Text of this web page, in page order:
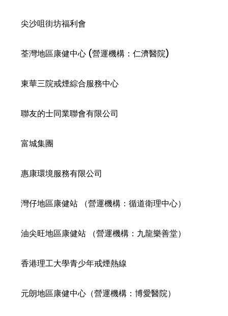
尖沙咀街坊福利會
荃灣地區康健中心 (營運機構：仁濟醫院)
東華三院戒煙綜合服務中心
聯友的士同業聯會有限公司
富城集團
惠康環境服務有限公司
灣仔地區康健站 （營運機構：循道衛理中心）
油尖旺地區康健站 （營運機構：九龍樂善堂）
香港理工大學青少年戒煙熱線
元朗地區康健中心（營運機構：博愛醫院）